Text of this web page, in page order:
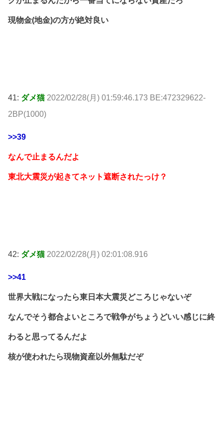
現物金(地金)の方が絶対良い
41: ダメ猫 2022/02/28(月) 01:59:46.173 BE:472329622-
2BP(1000)
>>39
なんで止まるんだよ
東北大震災が起きてネット遮断されたっけ？
42: ダメ猫 2022/02/28(月) 02:01:08.916
>>41
世界大戦になったら東日本大震災どころじゃないぞ
なんでそう都合よいところで戦争がちょうどいい感じに終
わると思ってるんだよ
核が使われたら現物資産以外無駄だぞ